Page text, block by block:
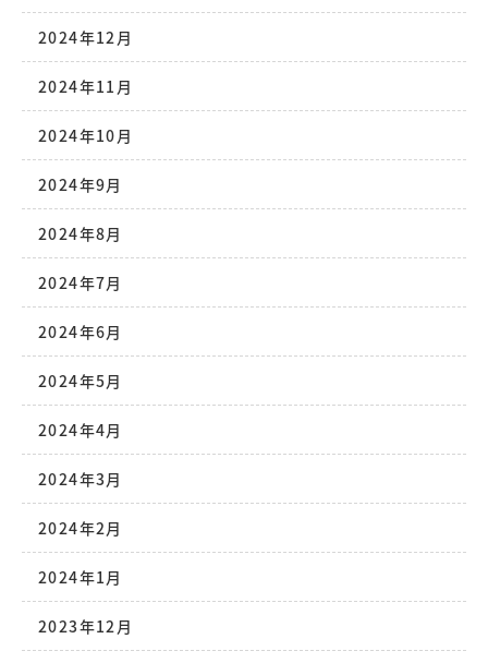
2024年12月
2024年11月
2024年10月
2024年9月
2024年8月
2024年7月
2024年6月
2024年5月
2024年4月
2024年3月
2024年2月
2024年1月
2023年12月